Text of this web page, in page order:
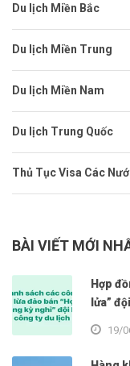
Du lịch Miền Bắc
Du lịch Miền Trung
Du lịch Miền Nam
Du lịch Trung Quốc
Thủ Tục Visa Các
BÀI VIẾT MỚI
Hợp
lửa”
19/